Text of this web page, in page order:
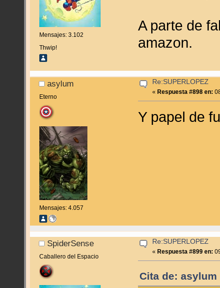
Mensajes: 3.102
Thwip!
A parte de
amazon.
asylum
Eterno
Mensajes: 4.057
Re:SUPERLOPEZ
«Respuesta #898 en:
Y papel de
SpiderSense
Caballero del Espacio
Re:SUPERLOPEZ
«Respuesta #899 en:
Cita de: asylum